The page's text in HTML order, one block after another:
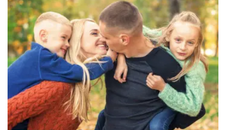
Ar galime pasiekti, kad šią dieną Europos
keliuose nežūtų nė vienas žmogus? Europos
Sąjungos valstybės narės deda visas pastangas
mažinti žuvusiųjų keliuose skaičių, tačiau sėkmė
priklauso nuo bendros visų eismo dalyvių –
transporto priemonių vairuotojų, pėsčiųjų, taip
pat ir keleivių atsakomybės. Visos šalys siekia,
kad būtų išvengta žūčių keliuose.